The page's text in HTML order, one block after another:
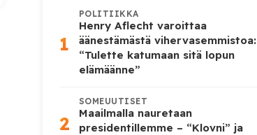
1
POLITIIKKA
Henry Aflecht varoittaa
äänestämästä vihervasemmistoa:
“Tulette katumaan sitä lopun
elämäänne”
2
SOMEUUTISET
Maailmalla nauretaan
presidentillemme – “Klovni” ja